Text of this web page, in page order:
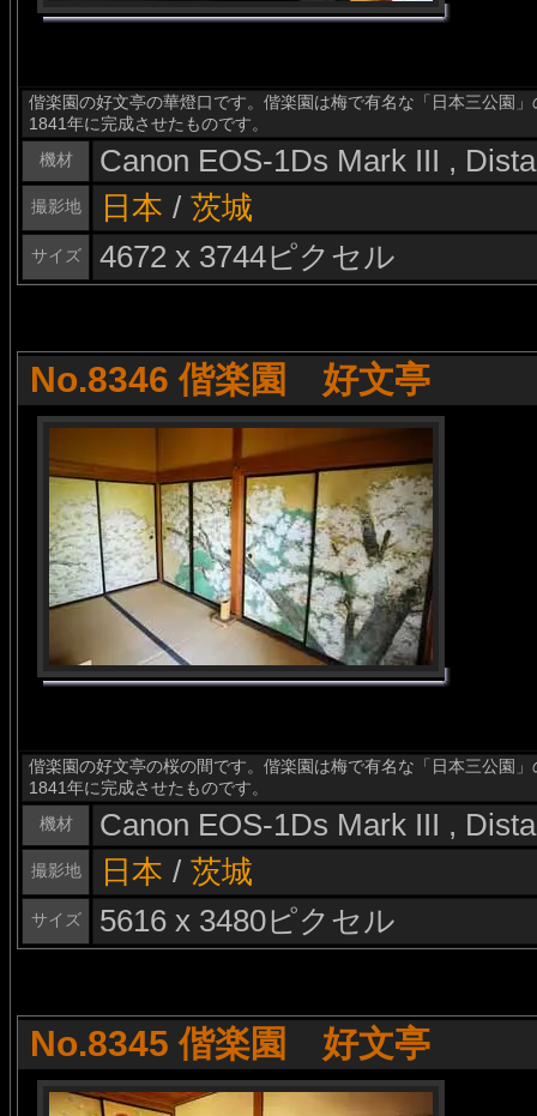
偕楽園の好文亭の華燈口です。偕楽園は梅で有名な「日本三公園
1841年に完成させたものです。
機材
Canon EOS-1Ds Mark III ,
撮影地 日本 / 茨城
サイズ 4672 x 3744ピクセル
No.8346 偕楽園 好文亭
偕楽園の好文亭の桜の間です。偕楽園は梅で有名な「日本三公園
1841年に完成させたものです。
機材
Canon EOS-1Ds Mark III ,
撮影地 日本 / 茨城
サイズ 5616 x 3480ピクセル
No.8345 偕楽園 好文亭